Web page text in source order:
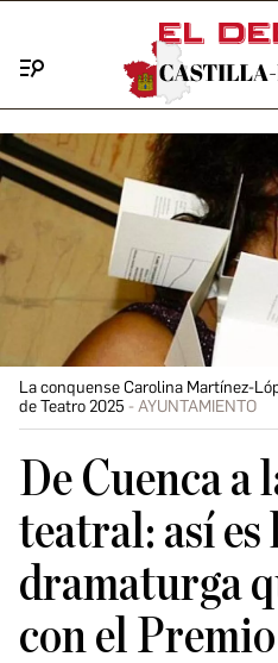
La conquense Carolina Martínez-
de Teatro 2025
AYUNTAMIENTO
De Cuenca a
teatral: así es
dramaturga
con el